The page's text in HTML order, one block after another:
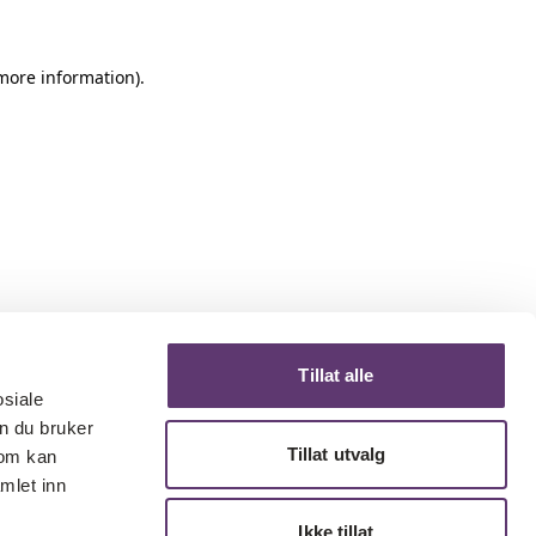
du bruker
kan
inn
Tillat alle
Tillat utvalg
Ikke tillat
information).